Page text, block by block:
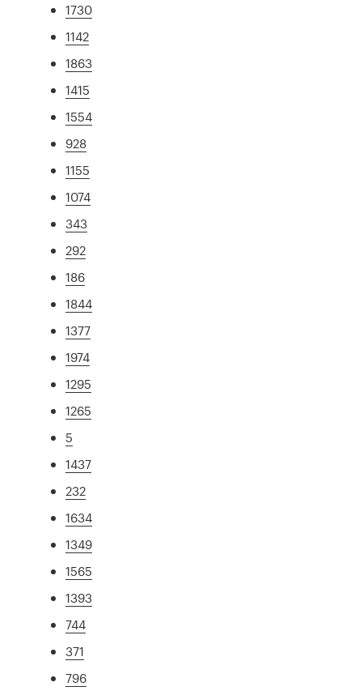
1730
1142
1863
1415
1554
928
1155
1074
343
292
186
1844
1377
1974
1295
1265
5
1437
232
1634
1349
1565
1393
744
371
796